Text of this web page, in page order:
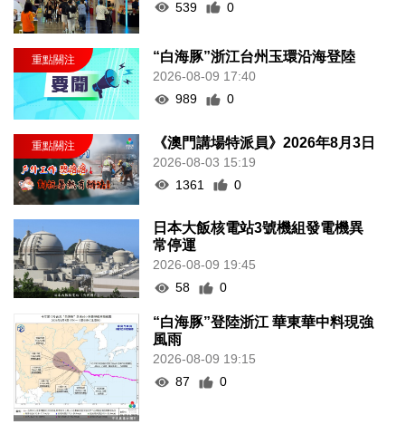
539
0
“白海豚”浙江台州玉環沿海登陸
2026-08-09 17:40
989
0
《澳門講場特派員》2026年8月3日
2026-08-03 15:19
1361
0
日本大飯核電站3號機組發電機異
常停運
2026-08-09 19:45
58
0
“白海豚”登陸浙江 華東華中料現強
風雨
2026-08-09 19:15
87
0